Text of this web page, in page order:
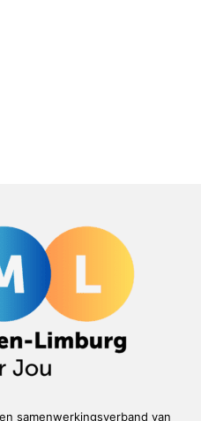
samenwerkingsverband van